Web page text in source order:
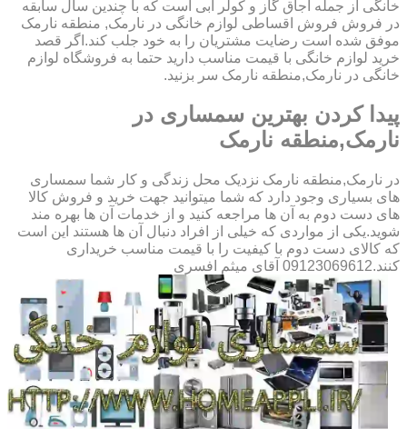
خانگی از جمله اجاق گاز و کولر آبی است که با چندین سال سابقه
در فروش فروش اقساطی لوازم خانگی در نارمک, منطقه نارمک
موفق شده است رضایت مشتریان را به خود جلب کند.اگر قصد
خرید لوازم خانگی با قیمت مناسب دارید حتما به فروشگاه لوازم
خانگی در نارمک,منطقه نارمک سر بزنید.
پیدا کردن بهترین سمساری در
نارمک,منطقه نارمک
در نارمک,منطقه نارمک نزدیک محل زندگی و کار شما سمساری
های بسیاری وجود دارد که شما میتوانید جهت خرید و فروش کالا
های دست دوم به آن ها مراجعه کنید و از خدمات آن ها بهره مند
شوید.یکی از مواردی که خیلی از افراد دنبال آن ها هستند این است
که کالای دست دوم با کیفیت را با قیمت مناسب خریداری
کنند.09123069612 آقای میثم افسری